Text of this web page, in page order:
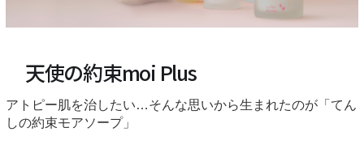
天使の約束moi Plus
アトピー肌を治したい…そんな思いから生まれたのが「てん
しの約束モアソープ」